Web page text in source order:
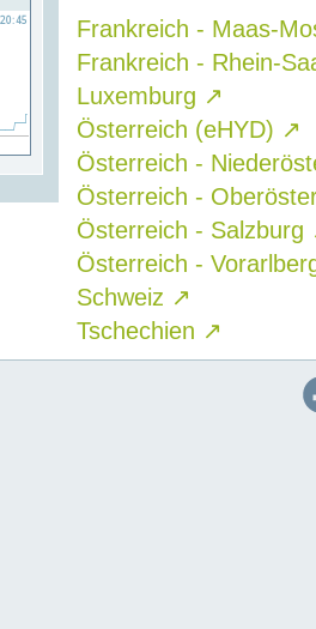
Frankreich - Maas-
Frankreich - Rhein-
Luxemburg ↗
Österreich (eHYD) ↗
Österreich -
Österreich -
Österreich - Salzburg
Österreich -
Schweiz ↗
Tschechien ↗